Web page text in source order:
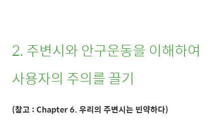
2. 주변시와 안구운동을 이해하여
사용자의 주의를 끌기
(참고 : Chapter 6. 우리의 주변시는 빈약하다)